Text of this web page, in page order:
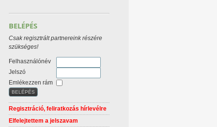
BELÉPÉS
Csak regisztrált partnereink részére
szükséges!
Felhasználónév
Jelszó
Emlékezzen rám
Regisztráció, feliratkozás hírlevélre
Elfelejtettem a jelszavam